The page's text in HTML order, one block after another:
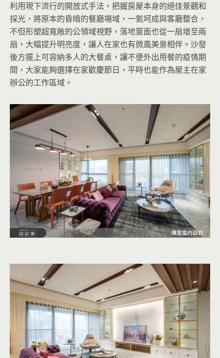
利用現下流行的開放式手法，把握房屋本身的絕佳景觀和
採光，將原本的昏暗的餐廳場域，一氣呵成與客廳整合，
不但形塑超寬敞的公領域視野，落地窗面也從一扇增至兩
扇，大幅提升明亮度，讓人在家也有微風美景相伴。沙發
後方擺上可容納多人的大餐桌，讓不便外出用餐的疫情期
間，大家能夠選擇在家歡慶節日，平時也能作為屋主在家
辦公的工作區域。